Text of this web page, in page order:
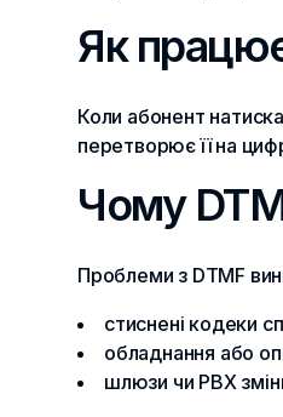
Як
Коли абонент
перетворює її на
Чому
Проблеми з DTMF
стиснені кодеки
обладнання або
шлюзи чи PBX